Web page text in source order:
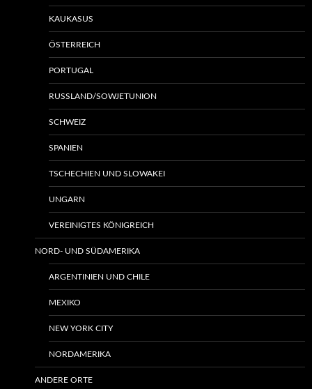
KAUKASUS
ÖSTERREICH
PORTUGAL
RUSSLAND/SOWJETUNION
SCHWEIZ
SPANIEN
TSCHECHIEN UND SLOWAKEI
UNGARN
VEREINIGTES KÖNIGREICH
NORD- UND SÜDAMERIKA
ARGENTINIEN UND CHILE
MEXIKO
NEW YORK CITY
NORDAMERIKA
ANDERE ORTE